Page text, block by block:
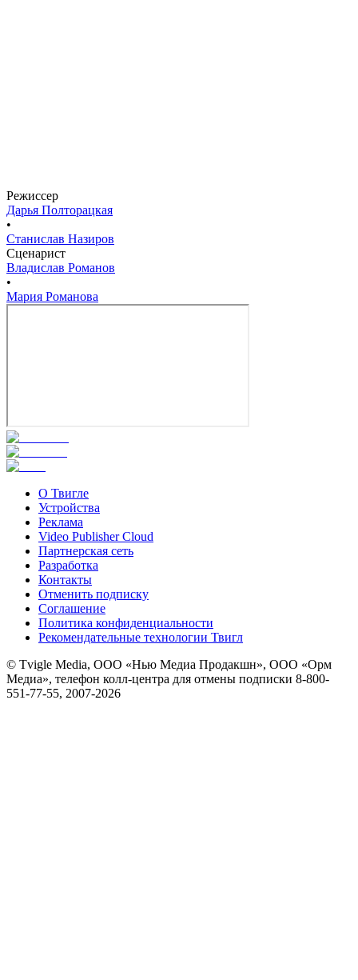
Режиссер
Дарья Полторацкая
•
Станислав Назиров
Сценарист
Владислав Романов
•
Мария Романова
О Твигле
Устройства
Реклама
Video Publisher Cloud
Партнерская сеть
Разработка
Контакты
Отменить подписку
Соглашение
Политика конфиденциальности
Рекомендательные технологии Твигл
© Tvigle Media, ООО «Нью Медиа Продакшн», ООО «Орм
Медиа», телефон колл-центра для отмены подписки 8-800-
551-77-55, 2007-2026